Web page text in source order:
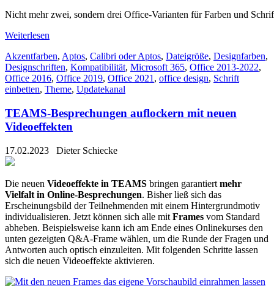
Nicht mehr zwei, sondern drei Office-Varianten für Farben und
Weiterlesen
Akzentfarben, Aptos, Calibri oder Aptos, Dateigröße, Designfarben,
Designschriften, Kompatibilität, Microsoft 365, Office 2013-2022,
Office 2016, Office 2019, Office 2021 , office design, Schrift
einbetten, Theme, Updatekanal
TEAMS-Besprechungen auflockern mit neuen
Videoeffekten
17.02.2023 Dieter Schiecke
Die neuen Videoeffekte in TEAMS bringen garantiert mehr
Vielfalt in Online-Besprechungen. Bisher ließ sich das
Erscheinungsbild der Teilnehmenden mit einem Hintergrundmotiv
individualisieren. Jetzt können sich alle mit Frames vom Standard
abheben. Beispielsweise kann ich am Ende eines Onlinekurses den
unten gezeigten Q&A-Frame wählen, um die Runde der Fragen und
Antworten auch optisch einzuleiten. Mit folgenden Schritte lassen
sich die neuen Videoeffekte aktivieren.